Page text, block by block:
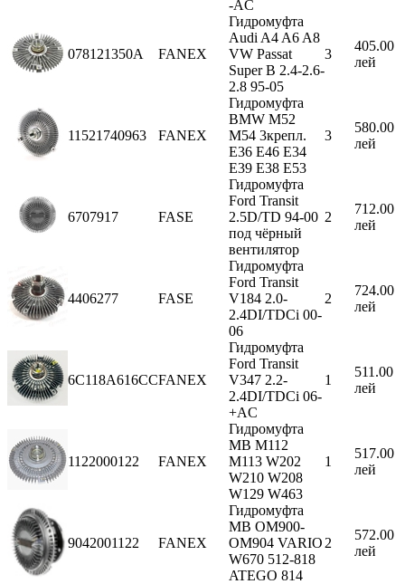
-AC
078121350A FANEX
Гидромуфта
Audi A4 A6 A8
VW Passat
Super B 2.4-2.6-
2.8 95-05
3
405.00
лей
11521740963 FANEX
Гидромуфта
BMW M52
M54 3крепл.
E36 E46 E34
E39 E38 E53
3
580.00
лей
6707917 FASE
Гидромуфта
Ford Transit
2.5D/TD 94-00
под чёрный
вентилятор
2
712.00
лей
4406277 FASE
Гидромуфта
Ford Transit
V184 2.0-
2.4DI/TDCi 00-
06
2
724.00
лей
6C118A616CCFANEX
Гидромуфта
Ford Transit
V347 2.2-
2.4DI/TDCi 06-
+AC
1
511.00
лей
1122000122 FANEX
Гидромуфта
MB M112
M113 W202
W210 W208
W129 W463
1
517.00
лей
9042001122 FANEX
Гидромуфта
MB OM900-
OM904 VARIO
W670 512-818
ATEGO 814
2
572.00
лей